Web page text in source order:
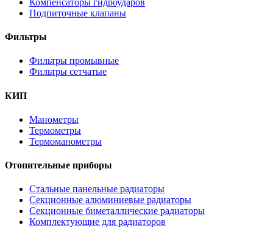
Подпиточные клапаны
Фильтры
Фильтры промывные
Фильтры сетчатые
КИП
Манометры
Термометры
Термоманометры
Отопительные приборы
Стальные панельные радиаторы
Секционные алюминиевые радиаторы
Секционные биметаллические радиаторы
Комплектующие для радиаторов